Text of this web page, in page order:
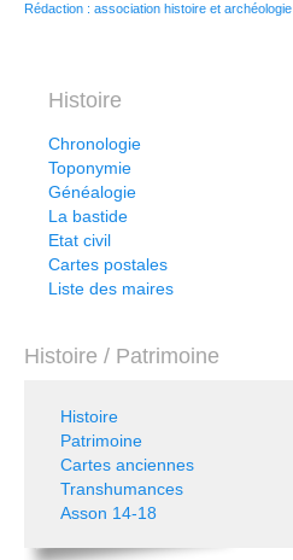
Rédaction : association histoire et archéologie
Histoire
Chronologie
Toponymie
Généalogie
La bastide
Etat civil
Cartes postales
Liste des maires
Histoire / Patrimoine
Histoire
Patrimoine
Cartes anciennes
Transhumances
Asson 14-18